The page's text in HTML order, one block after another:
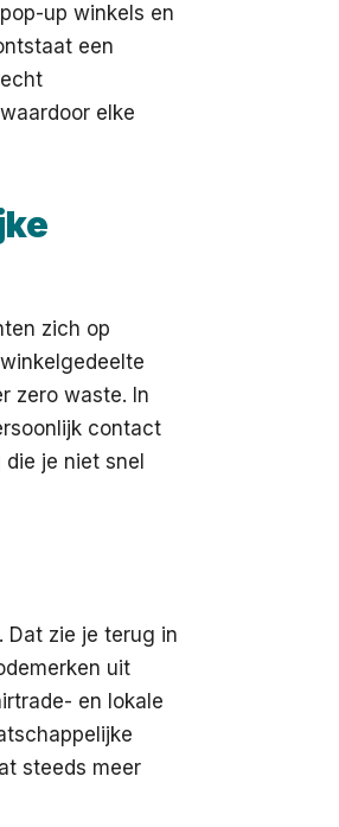
up winkels en
een
elke
zich op
zero waste. In
contact
je niet snel
Dat zie je terug in
uit
en lokale
steeds meer